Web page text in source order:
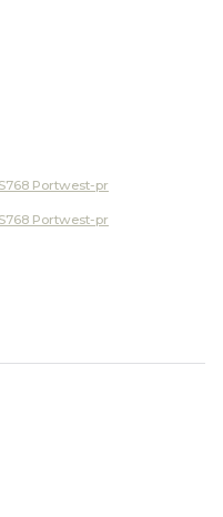
Portwest-pr
Portwest-pr